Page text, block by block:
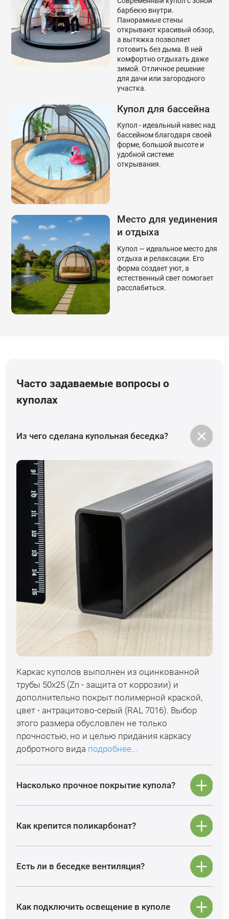
барбекю внутри.
Панорамные стены
открывают красивый обзор,
а вытяжка позволяет
готовить без дыма. В ней
комфортно отдыхать даже
зимой. Отличное решение
для дачи или загородного
участка.
Купол для бассейна
Купол - идеальный навес над
бассейном благодаря своей
форме, большой высоте и
удобной системе
открывания.
Место для уединения
и отдыха
Купол — идеальное место для
отдыха и релаксации. Его
форма создает уют, а
естественный свет помогает
расслабиться.
Часто задаваемые вопросы о
куполах
Из чего сделана купольная беседка?
Каркас куполов выполнен из оцинкованной
трубы 50х25 (Zn - защита от коррозии) и
дополнительно покрыт полимерной краской,
цвет - антрацитово-серый (RAL 7016). Выбор
этого размера обусловлен не только
прочностью, но и целью придания каркасу
добротного вида подробнее...
Насколько прочное покрытие купола?
Как крепится поликарбонат?
Есть ли в беседке вентиляция?
Как подключить освещение в куполе